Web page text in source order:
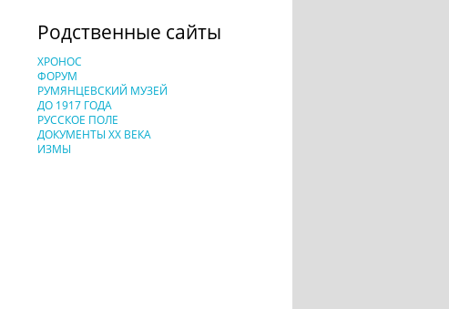
Родственные сайты
ХРОНОС
ФОРУМ
РУМЯНЦЕВСКИЙ МУЗЕЙ
ДО 1917 ГОДА
РУССКОЕ ПОЛЕ
ДОКУМЕНТЫ XX ВЕКА
ИЗМЫ